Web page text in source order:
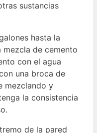
sustancias
hasta la
de cemento
con el agua
una broca de
mezclando y
la consistencia
de la pared